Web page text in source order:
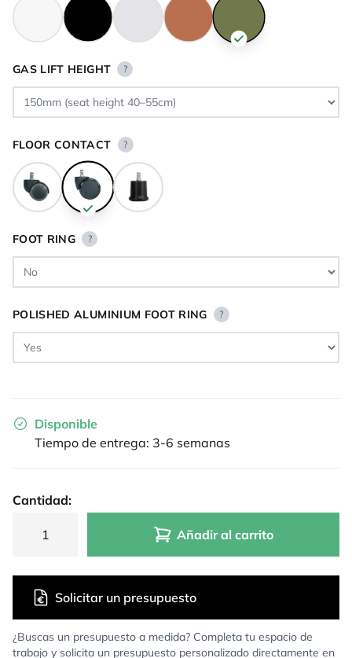
GAS LIFT HEIGHT ?
FLOOR CONTACT ?
FOOT RING ?
POLISHED ALUMINIUM FOOT RING ?
Disponible
Tiempo de entrega: 3-6 semanas
Cantidad:
Añadir al carrito
¿Buscas un presupuesto a medida? Completa tu espacio de
trabajo y solicita un presupuesto personalizado directamente en
Solicitar un presupuesto